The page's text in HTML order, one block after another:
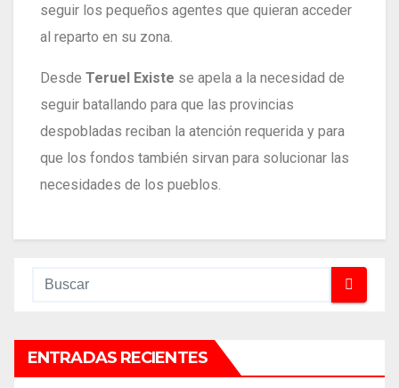
seguir los pequeños agentes que quieran acceder
al reparto en su zona.
Desde Teruel Existe se apela a la necesidad de
seguir batallando para que las provincias
despobladas reciban la atención requerida y para
que los fondos también sirvan para solucionar las
necesidades de los pueblos.
ENTRADAS RECIENTES